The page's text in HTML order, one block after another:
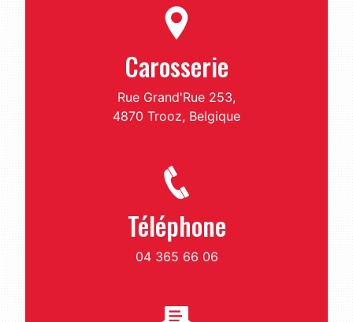
Carosserie
Rue Grand'Rue 253,
4870 Trooz, Belgique
Téléphone
04 365 66 06